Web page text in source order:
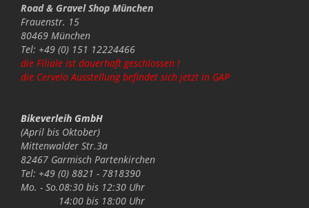
Road & Gravel Shop München
Frauenstr. 15
80469 München
Tel: +49 (0) 151 12224466
die Filiale ist dauerhaft geschlossen !
die Cervelo Ausstellung befindet sich jetzt in GAP
Bikeverleih GmbH
(April bis Oktober)
Mittenwalder Str.3a
82467 Garmisch Partenkirchen
Tel: +49 (0) 8821 - 7818390
Mo. - So.08:30 bis 12:30 Uhr
14:00 bis 18:00 Uhr